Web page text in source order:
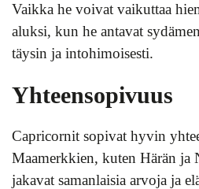
Vaikka he voivat vaikuttaa
aluksi, kun he antavat
täysin ja intohimoisesti.
Yhteensopivuus
Capricornit sopivat hyvin
Maamerkkien, kuten Härän ja
jakavat samanlaisia arvoja ja